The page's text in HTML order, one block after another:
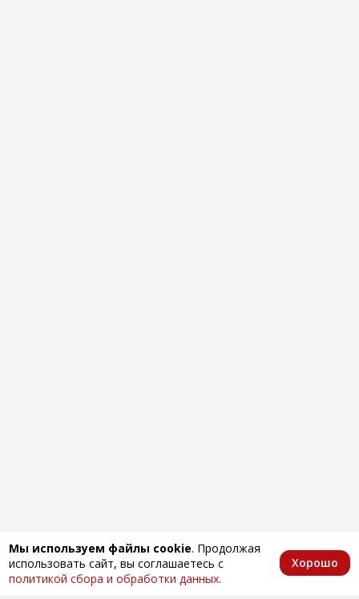
Мы используем файлы cookie. Продолжая
использовать сайт, вы соглашаетесь с
политикой сбора и обработки данных.
Хорошо
Главная КаталогИзбранноеКорзина Аккаунт